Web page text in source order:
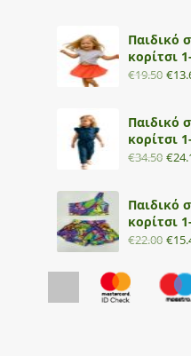
Παιδικό
κορίτσι
€19.50 €
Παιδικό
κορίτσι
€34.50 €
Παιδικό
κορίτσι
€22.00 €